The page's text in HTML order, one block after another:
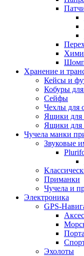
Хранение и
Кейсы и
Кобуры
Сейфы
Чехлы для
Ящики для
Ящики для
Чучела манки
Звуковые
Приманки
Чучела и
Электроника
GPS-
Эхолоты